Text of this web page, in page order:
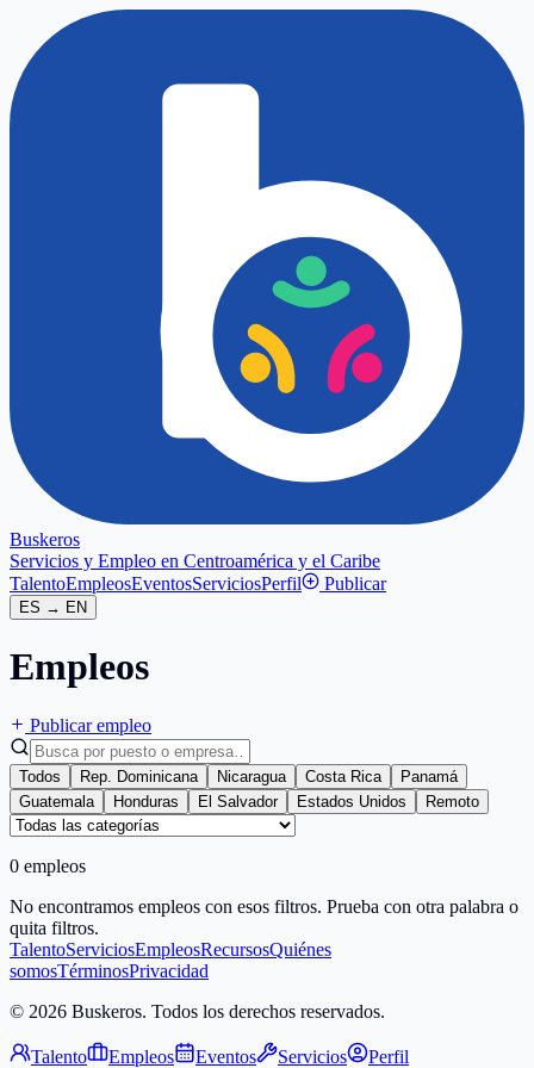
Buskeros
Servicios y Empleo en Centroamérica y el Caribe
TalentoEmpleosEventosServiciosPerfil Publicar
ES → EN
Empleos
Publicar empleo
Todos Rep. Dominicana Nicaragua Costa Rica
Panamá
Guatemala
Honduras El Salvador Estados Unidos Remoto
0 empleos
No encontramos empleos con esos filtros. Prueba con otra palabra o
quita filtros.
TalentoServiciosEmpleosRecursosQuiénes
somosTérminosPrivacidad
© 2026 Buskeros. Todos los derechos reservados.
Talento Empleos Eventos Servicios Perfil